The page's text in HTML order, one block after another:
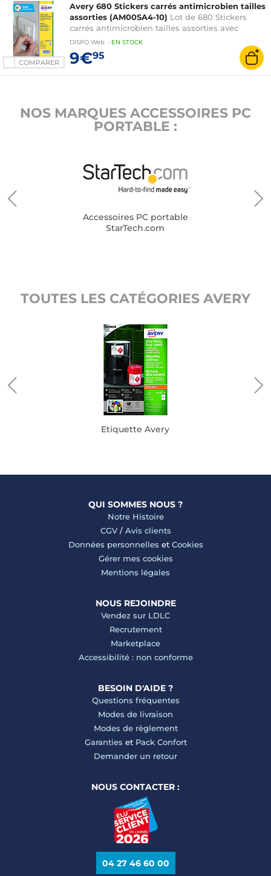
COMPARER
Avery 680 Stickers carrés antimicrobien tailles
assorties (AM00SA4-10) Lot de 680 Stickers
carrés antimicrobien tailles assorties avec
adhésif permanent
DISPO Web : EN STOCK
9€95
NOS MARQUES ACCESSOIRES PC
PORTABLE :
Accessoires PC portable
StarTech.com
TOUTES LES CATÉGORIES AVERY
Etiquette Avery
QUI SOMMES NOUS ?
Notre Histoire
CGV/ Avis clients
Données personnelles et Cookies
Gérer mes cookies
Mentions légales
NOUS REJOINDRE
Vendez sur LDLC
Recrutement
Marketplace
Accessibilité : non conforme
BESOIN D'AIDE ?
Questions fréquentes
Modes de livraison
Modes de règlement
Garanties et Pack Confort
Demander un retour
NOUS CONTACTER :
04 27 46 60 00